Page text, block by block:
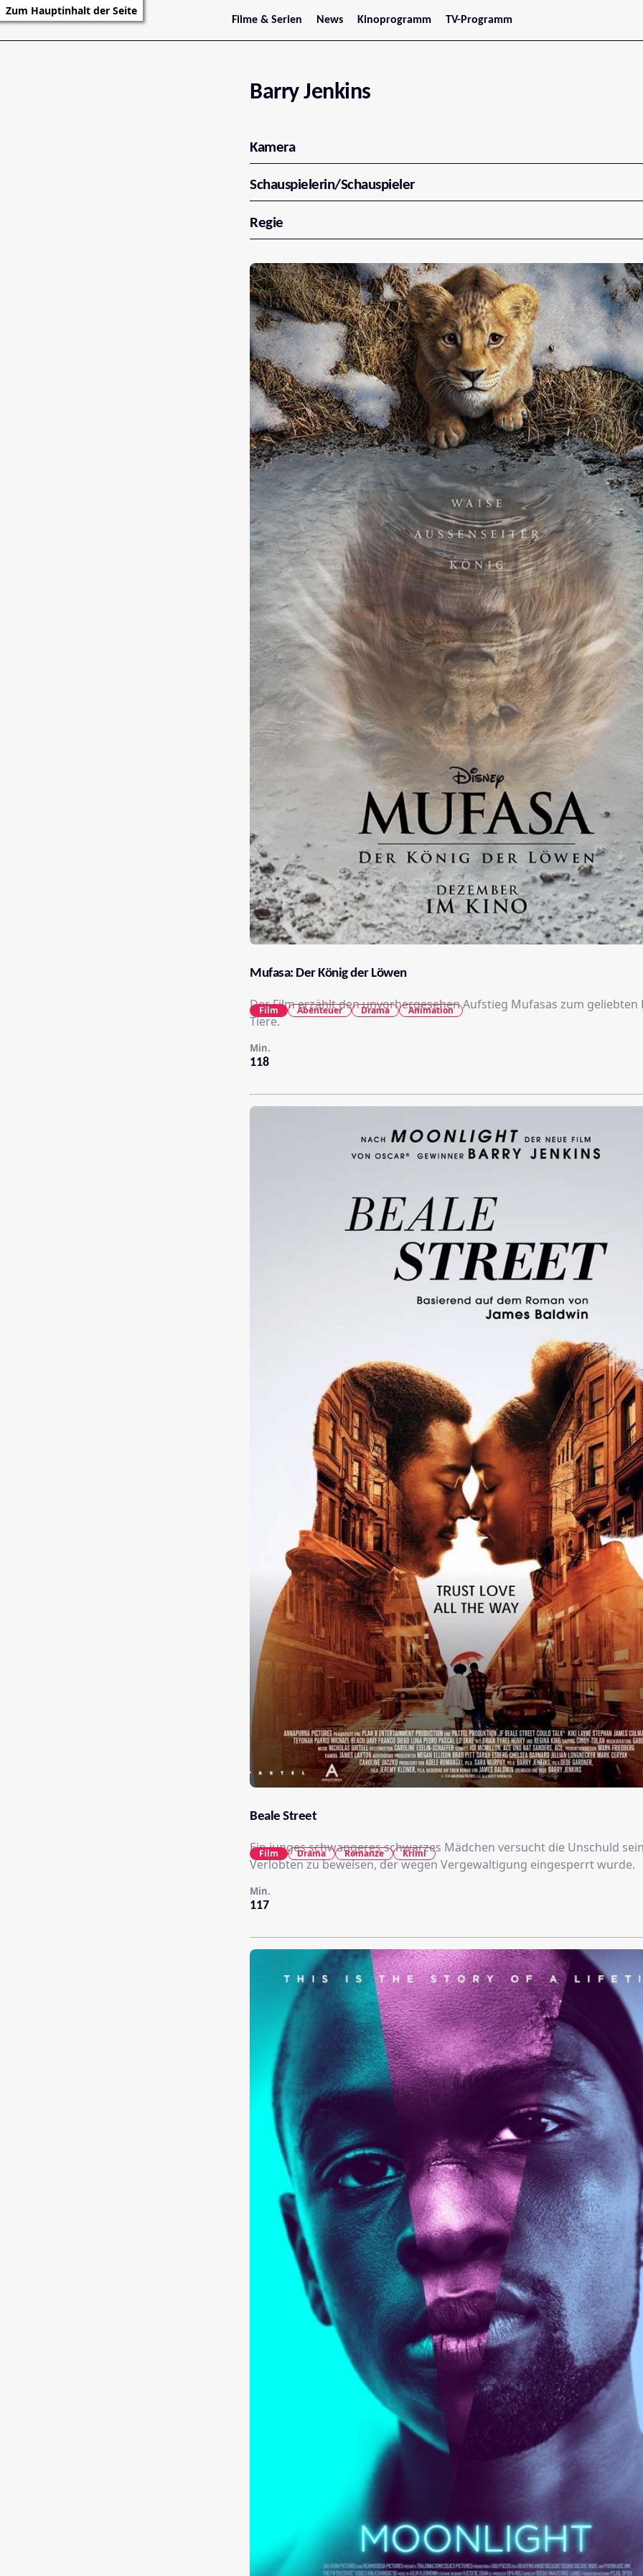
Zum Hauptinhalt der Seite
Filme & Serien
Trailer
Serienarchiv
News
Stars
Kinoprogramm
Jetzt im Kino
Oberösterreich
Tirol
Vorarlberg
TV-Programm
Barry Jenkins
Kamera
Schauspielerin/Schauspieler
Regie
Mufasa: Der König der Löwen
Der Film erzählt den unvorhergesehen Aufstieg Mufasas zum geliebten
Tiere.
118
Min.
Film Abenteuer Drama Animation
Beale Street
Ein junges schwangeres schwarzes Mädchen versucht die Unschuld
Verlobten zu beweisen, der wegen Vergewaltigung eingesperrt wurde.
117
Min.
Film Drama Romanze Krimi